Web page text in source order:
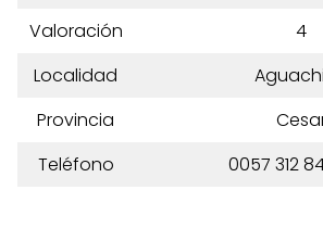
Valoración
4
Localidad
Provincia
Teléfono
0057 312